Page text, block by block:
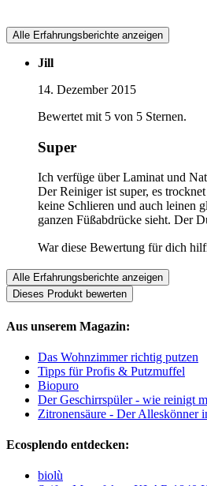
Alle Erfahrungsberichte anzeigen
Jill
14. Dezember 2015
Bewertet mit 5 von 5 Sternen.
Super
Ich verfüge über Laminat und
Der Reiniger ist super, es
keine Schlieren und auch leinen
ganzen Füßabdrücke sieht. Der
War diese Bewertung für dich
Alle Erfahrungsberichte anzeigen
Dieses Produkt bewerten
Aus unserem Magazin:
Das Wohnzimmer richtig putzen
Tipps für Profis & Putzmuffel
Biopuro
Der Geschirrspüler - wie reinigt
Zitronensäure - Der Alleskönner
Ecosplendo entdecken:
biolù